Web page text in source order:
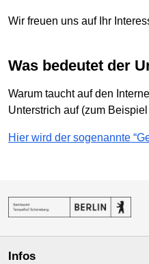
Wir freuen uns auf Ihr
Was bedeutet der
Warum taucht auf den
Unterstrich auf (zum Beispiel
Hier wird der sogenannte
Infos